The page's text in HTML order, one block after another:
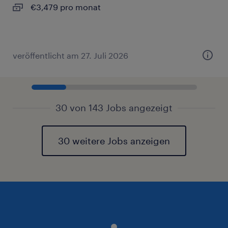
€3,479 pro monat
veröffentlicht am 27. Juli 2026
30 von 143 Jobs angezeigt
30 weitere Jobs anzeigen